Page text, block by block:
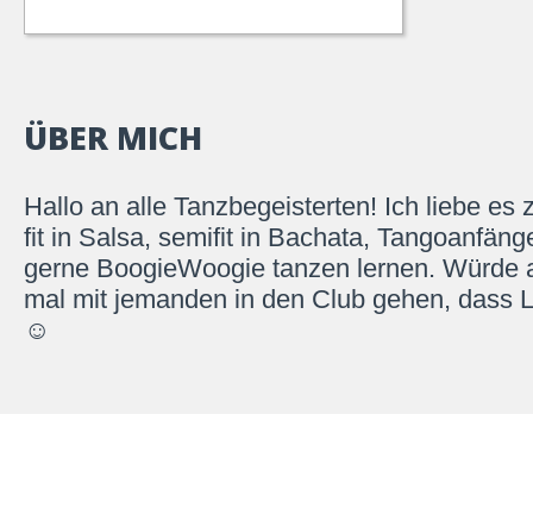
ÜBER MICH
Hallo an alle Tanzbegeisterten! Ich liebe es
fit in Salsa, semifit in Bachata,
gerne BoogieWoogie tanzen lernen. Würde
mal mit jemanden in den Club gehen, dass
☺️